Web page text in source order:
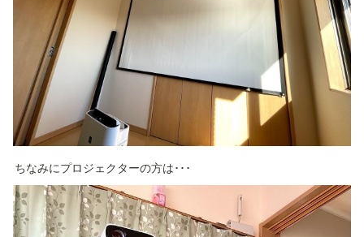
ちなみにプロジェクターの方は･･･